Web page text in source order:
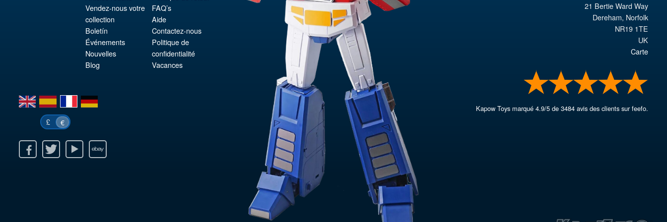
Vendez-nous votre
collection
Boletín
Événements
Nouvelles
Blog
FAQ’s
Aide
Contactez-nous
Politique de
confidentialité
Vacances
en es fr de
£ €
Youtube Ebay
21 Bertie Ward Way
Dereham, Norfolk
NR19 1TE
UK
Carte
Kapow Toys marqué4.9/5 de3484 avis des clients sur feefo.